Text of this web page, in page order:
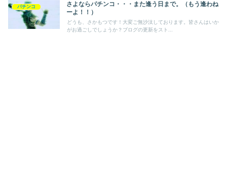
パチンコ
さよならパチンコ・・・また逢う日まで。（もう逢わね
ーよ！！）
どうも、さかもつです！大変ご無沙汰しております。皆さんはいか
がお過ごしでしょうか？ブログの更新をスト...